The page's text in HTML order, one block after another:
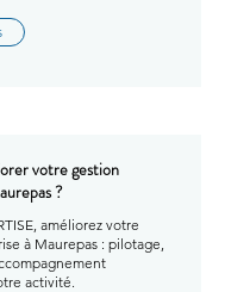
votre gestion
?
améliorez votre
à Maurepas : pilotage,
activité.